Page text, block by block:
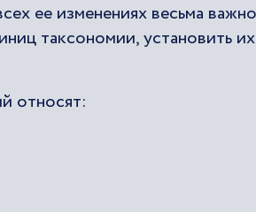
ее изменениях весьма важно
таксономии, установить их
относят: